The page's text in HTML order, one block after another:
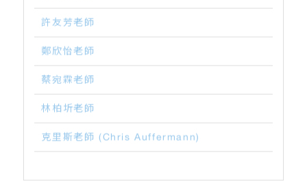
許友芳老師
鄭欣怡老師
蔡宛霖老師
林柏圻老師
克里斯老師 (Chris Auffermann)